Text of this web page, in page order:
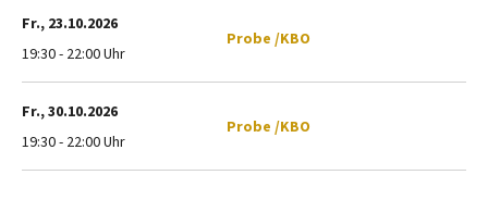
Fr., 23.10.2026
19:30 - 22:00 Uhr
Probe /KBO
Fr., 30.10.2026
19:30 - 22:00 Uhr
Probe /KBO